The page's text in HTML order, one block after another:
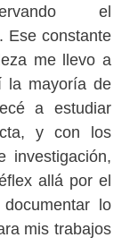
el
Ese constante
me llevo a
la mayoría de
a estudiar
y con los
investigación,
allá por el
lo
mis trabajos